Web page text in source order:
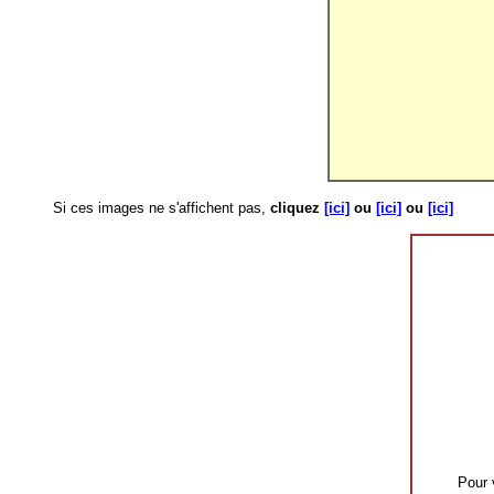
Si ces images ne s'affichent pas, cliquez [ici] ou [ici] ou [ici]
Pour